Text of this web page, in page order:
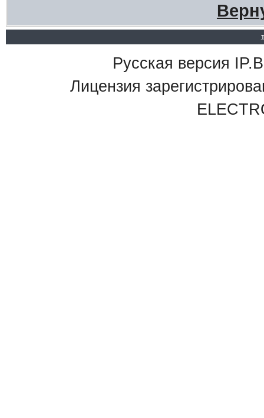
Русская версия
Лицензия